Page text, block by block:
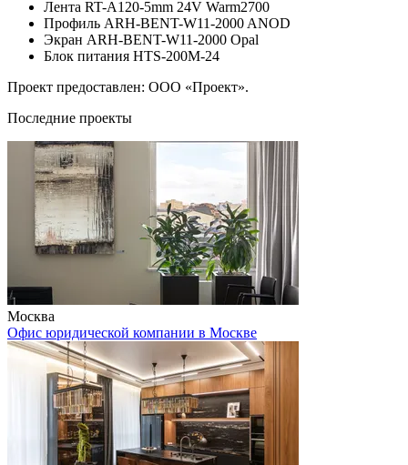
Лента RT-A120-5mm 24V Warm2700
Профиль ARH-BENT-W11-2000 ANOD
Экран ARH-BENT-W11-2000 Opal
Блок питания HTS-200M-24
Проект предоставлен: ООО «Проект».
Последние проекты
Москва
Офис юридической компании в Москве